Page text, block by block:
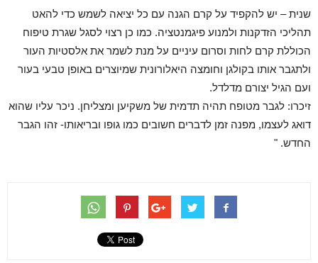
שנית – יש להקפיד על קרם הגנה עם כל יציאה לשמש כדי להאט
תהליכי הזדקנות ולמנוע פיגמנטציה. כמו כן רצוי לסגל שגרת טיפוח
הכוללת קרם לחות וסרום עיניים על מנת לשמר את אלסטיות העור
ולתגבר אותו בקולגן וחומצה היאלורונית שמיוצרים באופן טבעי בעור
ועם הגיל יצורם מדלדל.
זיכרו: לגבר מטופח תהיה תדמית של משקיען ומצליחן. ניכר עליו שהוא
דואג לעצמו, מפנה זמן לדברים חשובים כמו גופו ובריאותו- זהו הגבר
החדש. "